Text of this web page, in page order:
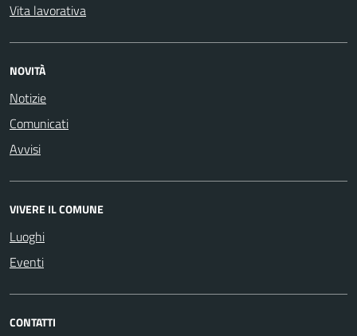
Vita lavorativa
NOVITÀ
Notizie
Comunicati
Avvisi
VIVERE IL COMUNE
Luoghi
Eventi
CONTATTI